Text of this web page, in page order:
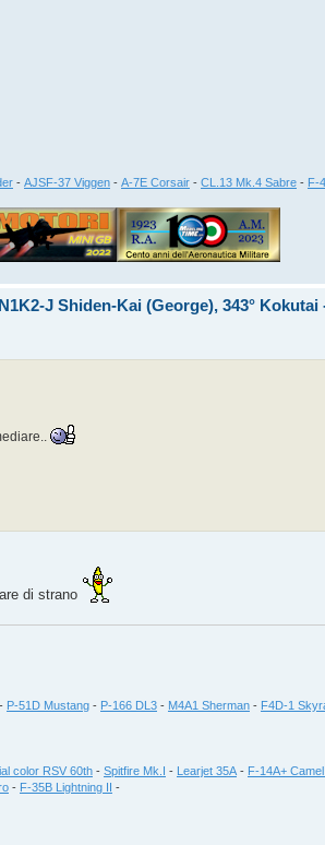
- AJSF-37 Viggen - A-7E Corsair - CL.13 Mk.4 Sabre - F-
J Shiden-Kai (George), 343° Kokutai
di strano
- P-51D Mustang - P-166 DL3 - M4A1 Sherman - F4D-1
color RSV 60th - Spitfire Mk.I - Learjet 35A - F-14A+
- F-35B Lightning II -